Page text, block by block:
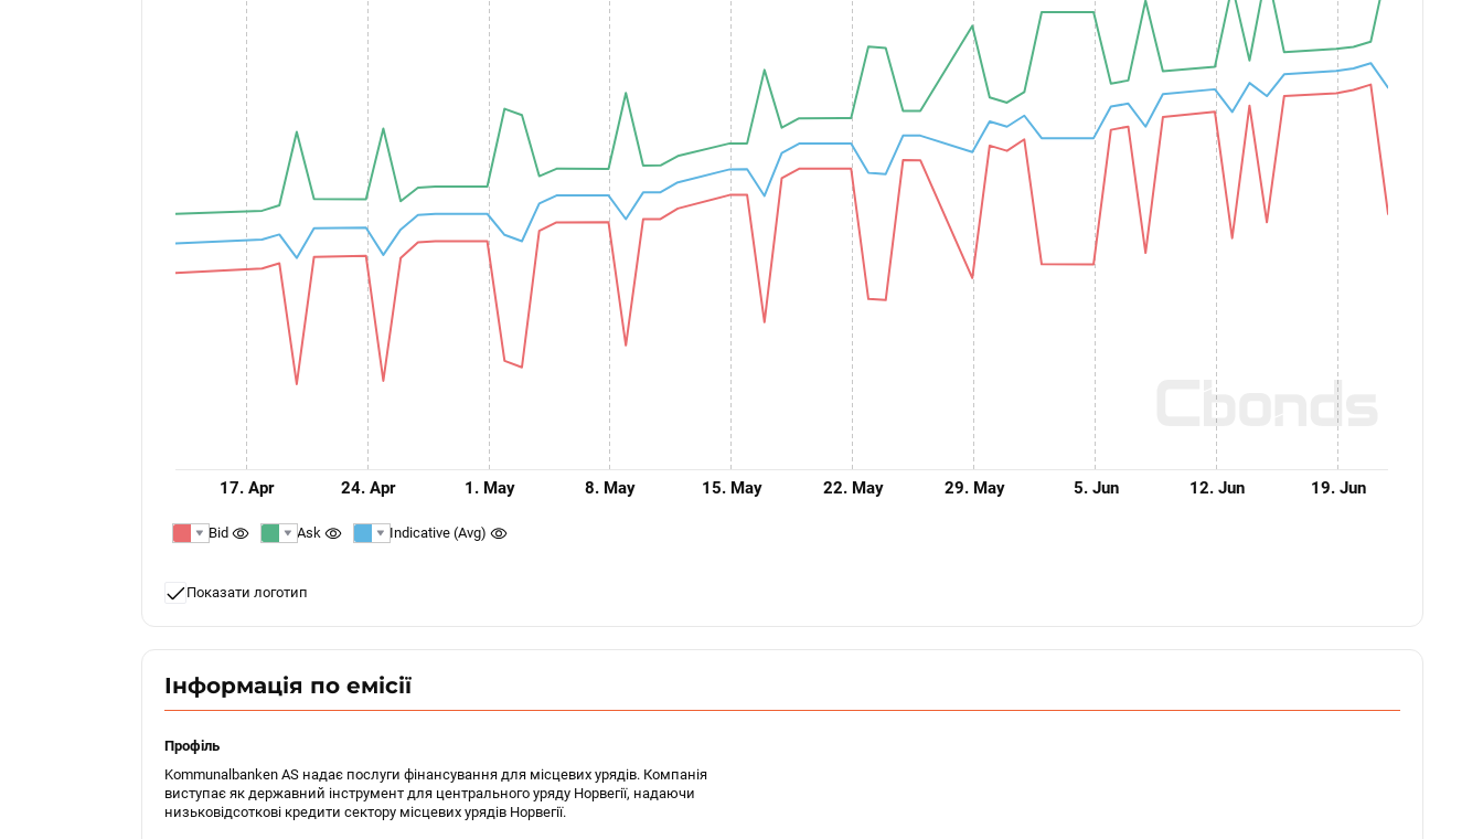
17. Apr 24. Apr 1. May 8. May 15. May 22. May 29. May 5. Jun 12. Jun 19. Jun
Bid Ask Indicative (Avg)
Показати логотип
Інформація по емісії
Профіль
Kommunalbanken AS надає послуги фінансування для місцевих урядів. Компанія
виступає як державний інструмент для центрального уряду Норвегії, надаючи
низьковідсоткові кредити сектору місцевих урядів Норвегії.